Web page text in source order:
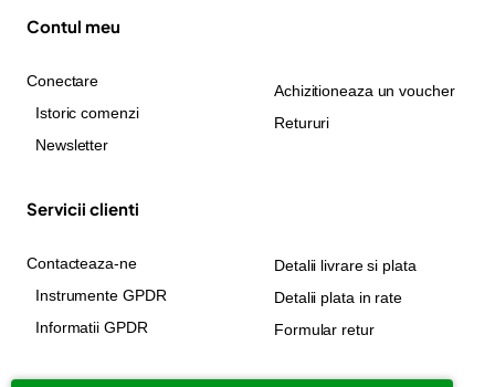
Contul meu
Conectare
Istoric comenzi
Newsletter
Achizitioneaza un voucher
Retururi
Servicii clienti
Contacteaza-ne
Instrumente GPDR
Informatii GPDR
Detalii livrare si plata
Detalii plata in rate
Formular retur